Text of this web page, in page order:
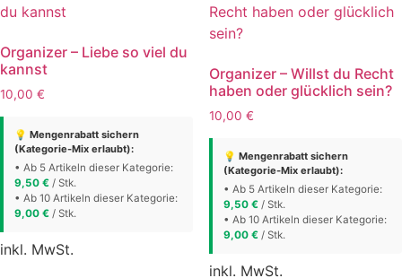
Organizer – Liebe so viel du
kannst
10,00 €
💡 Mengenrabatt sichern
(Kategorie-Mix erlaubt):
• Ab 5 Artikeln dieser Kategorie:
9,50 € / Stk.
• Ab 10 Artikeln dieser Kategorie:
9,00 € / Stk.
inkl. MwSt.
Organizer – Willst du Recht
haben oder glücklich sein?
10,00 €
💡 Mengenrabatt sichern
(Kategorie-Mix erlaubt):
• Ab 5 Artikeln dieser Kategorie:
9,50 €/ Stk.
• Ab 10 Artikeln dieser Kategorie:
9,00 €/ Stk.
inkl. MwSt.